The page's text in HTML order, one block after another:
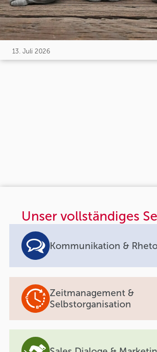
13. Juli 2026
Unser vollständiges
Kommunikation &
Zeitmanagement &
Selbstorganisation